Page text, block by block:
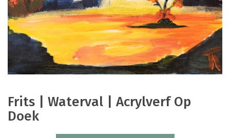
Frits | Waterval | Acrylverf Op
Doek